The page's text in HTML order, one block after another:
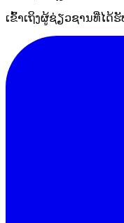
ເຂົ້າເຖິງຜູ້ຊ່ຽວຊານທີ່ໄດ້